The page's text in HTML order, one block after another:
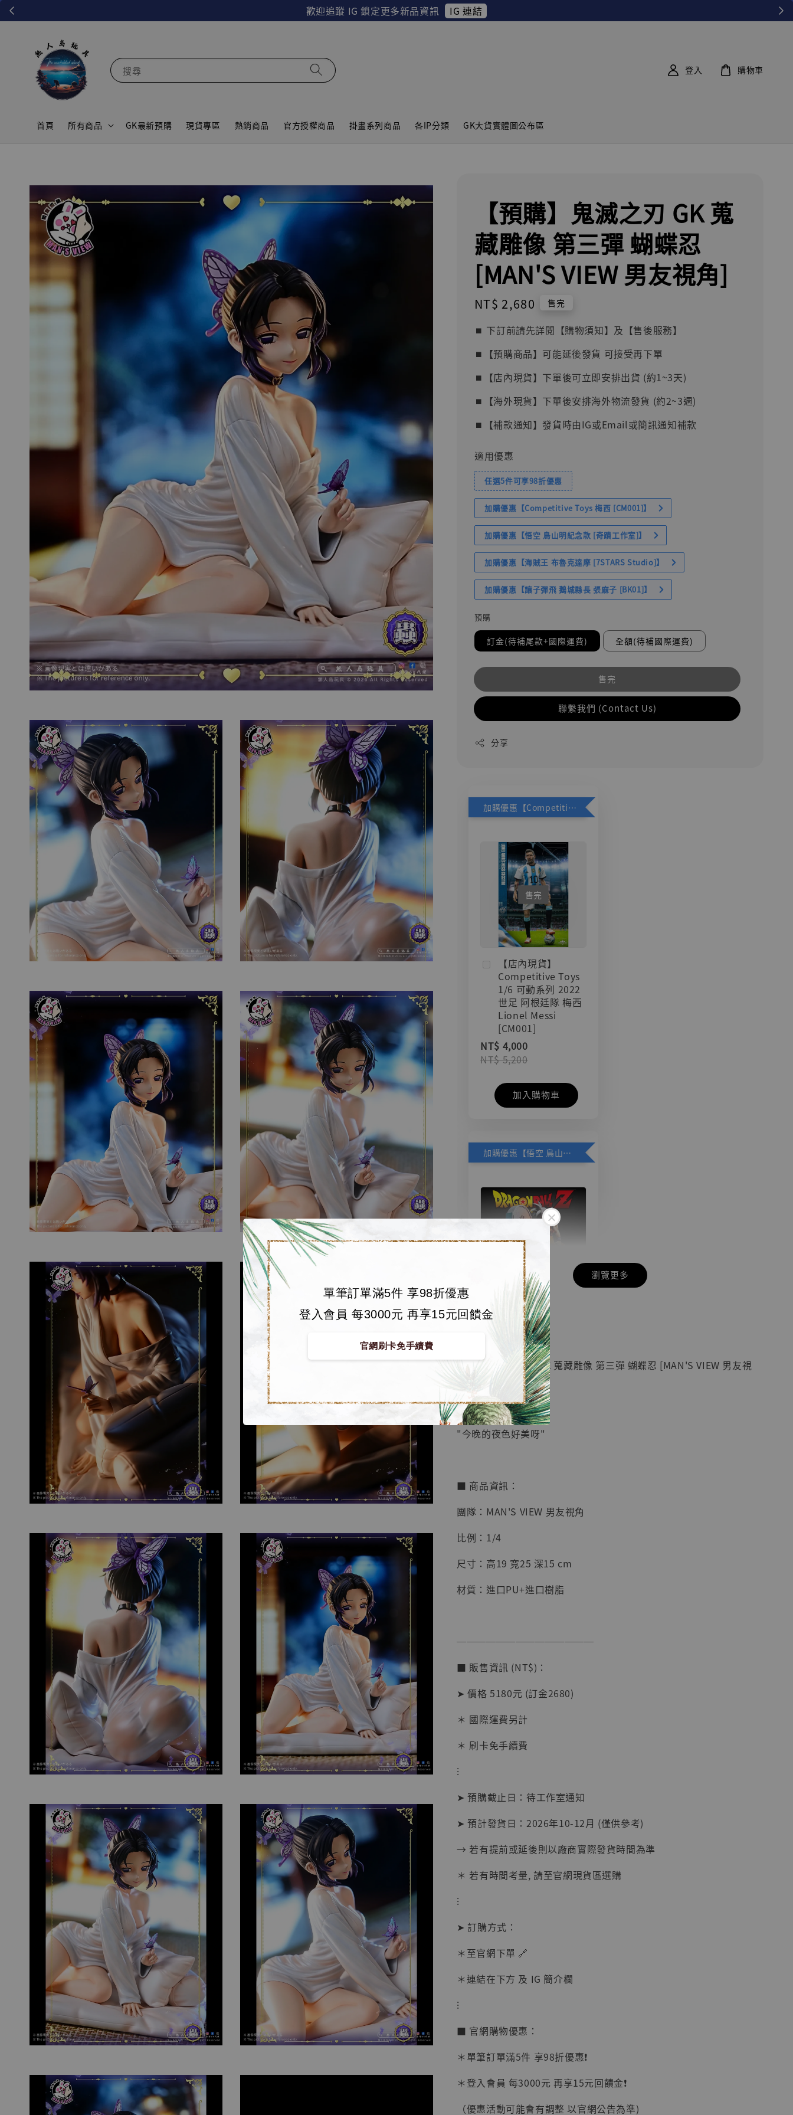
歡迎追蹤 IG 鎖定更多新品資訊 IG 連結
單筆訂單滿5件 享98折優惠
登入會員 每3000元 再享15元回饋金
官網刷卡免手續費
搜尋
首頁 所有商品 GK最新預購 現貨專區 熱銷商品 官方授權商品 掛畫系列商品 各IP分類 GK大貨實體圖公布區
登入 購物車
【預購】鬼滅之刃 GK 蒐
藏雕像 第三彈 蝴蝶忍
[MAN'S VIEW 男友視角]
Regular
price
NT$ 2,680 售完
⏹︎ 下訂前請先詳閱【購物須知】及【售後服務】
⏹︎【預購商品】可能延後發貨 可接受再下單
⏹︎【店內現貨】下單後可立即安排出貨 (約1~3天)
⏹︎【海外現貨】下單後安排海外物流發貨 (約2~3週)
⏹︎【補款通知】發貨時由IG或Email或簡訊通知補款
適用優惠
任選5件可享98折優惠
加購優惠【Competitive Toys 梅西 [CM001]】
加購優惠【悟空 鳥山明紀念款 [奇蹟工作室]】
加購優惠【海賊王 布魯克達摩 [7STARS Studio]】
加購優惠【讓子彈飛 鵝城縣長 張麻子 [BK01]】
預購
訂金(待補尾款+國際運費) 全額(待補國際運費)
售完
聯繫我們 (Contact Us)
分享
加購優惠【Competitive Toys 梅西 [CM001]】
售完
【店內現貨】
Competitive Toys
1/6 可動系列 2022
世足 阿根廷隊 梅西
Lionel Messi
[CM001]
NT$ 4,000
NT$ 5,200
加入購物車
加購優惠【悟空 鳥山明紀念款 [奇蹟工作室]】
【店內現貨】七龍珠
系列蒐藏雕像 悟空
鳥山明紀念款 [奇蹟
工作室]
NT$ 4,280
NT$ 5,580
- +
加入購物車
系列蒐藏雕像 布魯
克達摩 [7STARS
Studio]
NT$ 1,500
-
加入購物車
加購優惠【讓子彈飛 鵝城縣長 張麻子 [BK01]】
【現貨】
BJSTUDIO 1/6系列
可動蒐藏人偶 讓子
NT$ 4,980
加入購物車
瀏覽更多
🏝【無人島玩具】
【預購】鬼滅之刃 GK 蒐藏雕像 第三彈 蝴蝶忍 [MAN'S VIEW 男友視
"今晚的夜色好美呀"
■ 商品資訊：
團隊：MAN'S VIEW 男友視角
比例：1/4
尺寸：高19 寬25 深15 cm
材質：進口PU+進口樹脂
──────────────
■ 販售資訊 (NT$)：
➤ 價格 5180元 (訂金2680)
＊ 國際運費另計
＊ 刷卡免手續費
⁝
➤ 預購截止日：待工作室通知
➤ 預計發貨日：2026年10-12月 (僅供參考)
→ 若有提前或延後則以廠商實際發貨時間為準
＊ 若有時間考量, 請至官網現貨區選購
⁝
➤ 訂購方式：
＊至官網下單 🔗
＊連結在下方 及 IG 簡介欄
⁝
■ 官網購物優惠：
＊單筆訂單滿5件 享98折優惠❗️
＊登入會員 每3000元 再享15元回饋金❗️
（優惠活動可能會有調整 以官網公告為準)